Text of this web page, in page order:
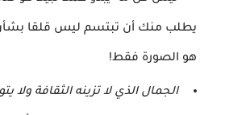
يطلب منك أن تبتسم ليس قلقا
هو الصورة فقط!
الجمال الذي لا تزينه الثقافة ولا